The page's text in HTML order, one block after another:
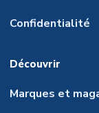
Confidentialité
Découvrir
Marques et